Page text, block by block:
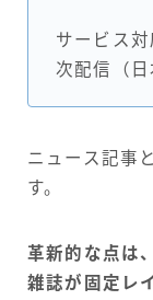
サービス
次配信（日
ニュース記事
す。
革新的な点は
雑誌が固定レ